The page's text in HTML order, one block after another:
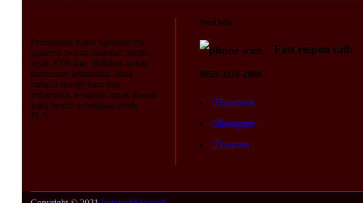
Perusahaan Kami Spesialis Pju
solarcell swasta nasional berdiri
sejak 2006 dan didirikan untuk
memenuhi kebutuhan listrik
melalui energy baru dan
terbarukan, terutama untuk daerah
yang belum terjangkau listrik
PLN.
Need help
Fast respon call:
0859-3119-2808
Facebook
Instagram
Youtube